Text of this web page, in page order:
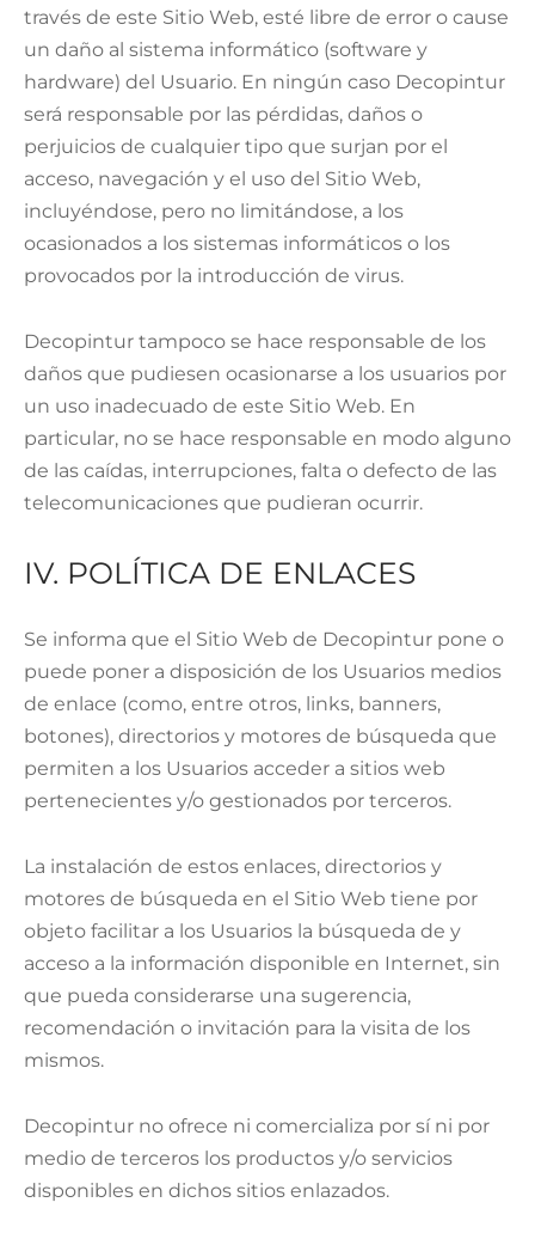
través de este Sitio Web, esté libre de error o cause
un daño al sistema informático (software y
hardware) del Usuario. En ningún caso Decopintur
será responsable por las pérdidas, daños o
perjuicios de cualquier tipo que surjan por el
acceso, navegación y el uso del Sitio Web,
incluyéndose, pero no limitándose, a los
ocasionados a los sistemas informáticos o los
provocados por la introducción de virus.
Decopintur tampoco se hace responsable de los
daños que pudiesen ocasionarse a los usuarios por
un uso inadecuado de este Sitio Web. En
particular, no se hace responsable en modo alguno
de las caídas, interrupciones, falta o defecto de las
telecomunicaciones que pudieran ocurrir.
IV. POLÍTICA DE ENLACES
Se informa que el Sitio Web de Decopintur pone o
puede poner a disposición de los Usuarios medios
de enlace (como, entre otros, links, banners,
botones), directorios y motores de búsqueda que
permiten a los Usuarios acceder a sitios web
pertenecientes y/o gestionados por terceros.
La instalación de estos enlaces, directorios y
motores de búsqueda en el Sitio Web tiene por
objeto facilitar a los Usuarios la búsqueda de y
acceso a la información disponible en Internet, sin
que pueda considerarse una sugerencia,
recomendación o invitación para la visita de los
mismos.
Decopintur no ofrece ni comercializa por sí ni por
medio de terceros los productos y/o servicios
disponibles en dichos sitios enlazados.